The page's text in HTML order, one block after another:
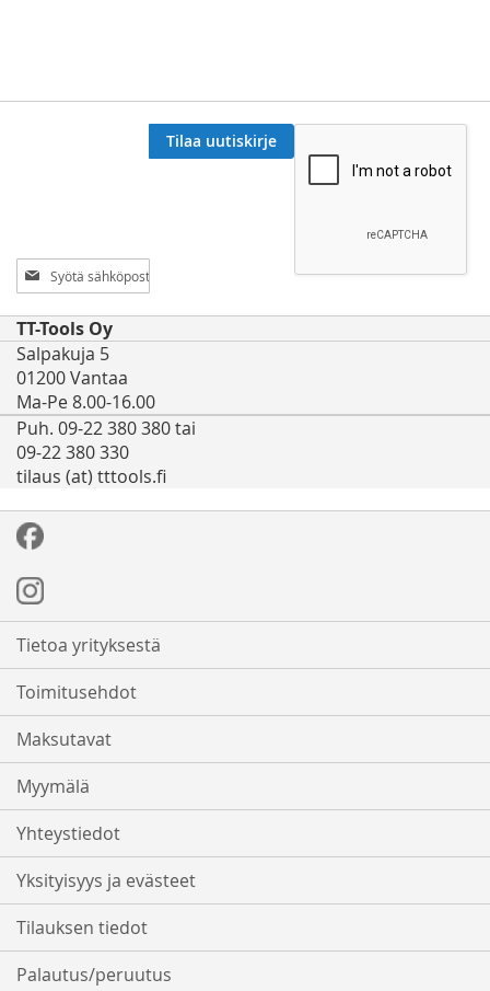
Tilaa
uutiskirjeemme:
Tilaa uutiskirje
TT-Tools Oy
Salpakuja 5
01200 Vantaa
Ma-Pe 8.00-16.00
Puh. 09-22 380 380 tai
09-22 380 330
tilaus (at) tttools.fi
Tietoa yrityksestä
Toimitusehdot
Maksutavat
Myymälä
Yhteystiedot
Yksityisyys ja evästeet
Tilauksen tiedot
Palautus/peruutus